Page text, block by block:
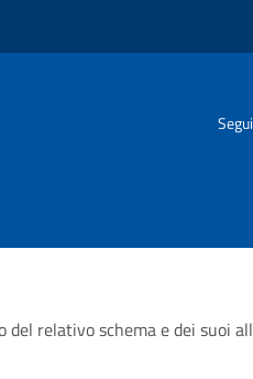
relativo schema e dei suoi